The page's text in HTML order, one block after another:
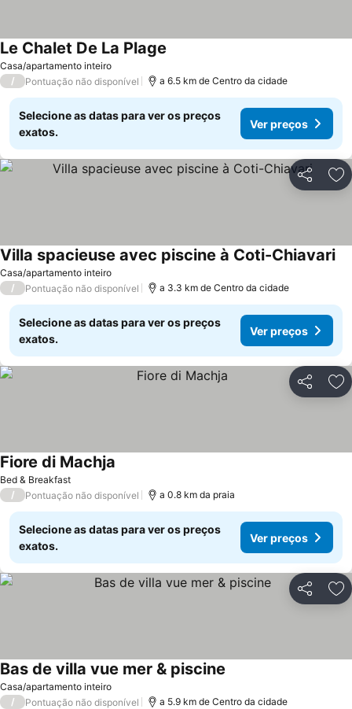
Casa/apartamento inteiro
Le Chalet De La Plage
/ Pontuação não disponível a 6.5 km de Centro da cidade
Selecione as datas para ver os preços
exatos.
Ver preços
Partilhar
Casa/apartamento inteiro
Villa spacieuse avec piscine à Coti-Chiavari
/ Pontuação não disponível a 3.3 km de Centro da cidade
Selecione as datas para ver os preços
exatos.
Ver preços
Partilhar
Bed & Breakfast
Fiore di Machja
/ Pontuação não disponível a 0.8 km da praia
Selecione as datas para ver os preços
exatos.
Ver preços
Partilhar
Casa/apartamento inteiro
Bas de villa vue mer & piscine
/ Pontuação não disponível a 5.9 km de Centro da cidade